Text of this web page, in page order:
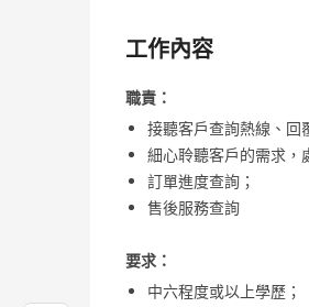
工作內容
職責：
接聽客戶查詢熱線、回
細心聆聽客戶的需求，
訂單進度查詢；
售後服務查詢
要求：
中六程度或以上學歷；